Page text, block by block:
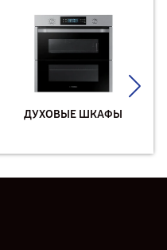
ДУХОВЫЕ ШКАФЫ